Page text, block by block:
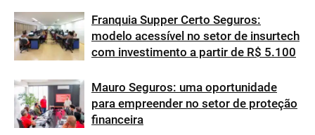
Franquia Supper Certo Seguros:
modelo acessível no setor de insurtech
com investimento a partir de R$ 5.100
Mauro Seguros: uma oportunidade
para empreender no setor de proteção
financeira